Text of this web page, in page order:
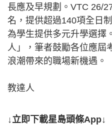
長應及早規劃。VTC 26/
名，提供超過140項全日
為學生提供多元升學選擇
人」，筆者鼓勵各位應屆
浪潮帶來的職場新機遇。
教達人
↓立即下載星島頭條App↓